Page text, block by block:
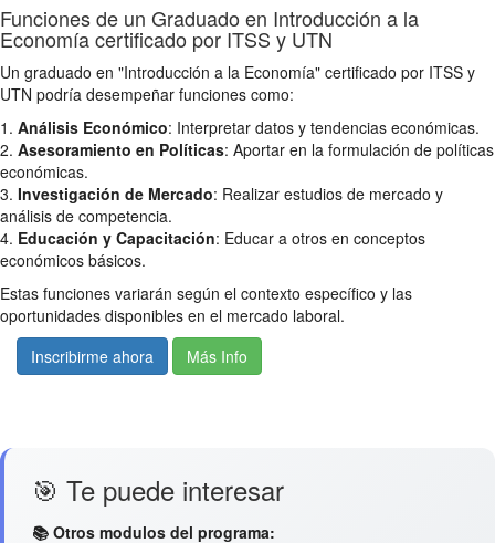
Funciones de un Graduado en Introducción a la
Economía certificado por ITSS y UTN
Un graduado en "Introducción a la Economía" certificado por ITSS y
UTN podría desempeñar funciones como:
1. Análisis Económico: Interpretar datos y tendencias económicas.
2. Asesoramiento en Políticas: Aportar en la formulación de políticas
económicas.
3. Investigación de Mercado: Realizar estudios de mercado y
análisis de competencia.
4. Educación y Capacitación: Educar a otros en conceptos
económicos básicos.
Estas funciones variarán según el contexto específico y las
oportunidades disponibles en el mercado laboral.
Inscribirme ahora
Más Info
🎯 Te puede interesar
📚 Otros modulos del programa: